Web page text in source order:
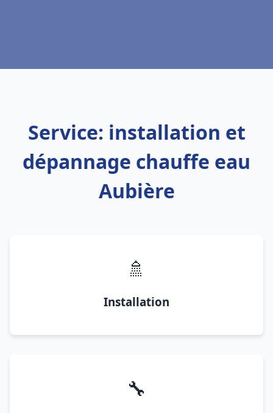
Service: installation et
dépannage chauffe eau
Aubière
🚿
Installation
🔧